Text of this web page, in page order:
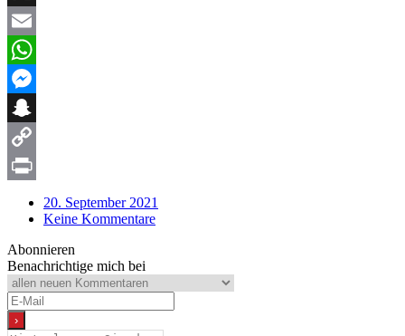
X
Email
WhatsApp
Messenger
Snapchat
Copy
20. September 2021
Keine Kommentare
Abonnieren
Benachrichtige mich bei